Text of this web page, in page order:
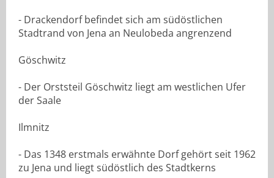
- Drackendorf befindet sich am südöstlichen
Stadtrand von Jena an Neulobeda angrenzend
Göschwitz
- Der Orststeil Göschwitz liegt am westlichen Ufer
der Saale
Ilmnitz
- Das 1348 erstmals erwähnte Dorf gehört seit 1962
zu Jena und liegt südöstlich des Stadtkerns